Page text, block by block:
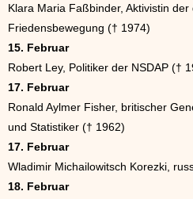
Klara Maria Faßbinder, Aktivistin
Friedensbewegung († 1974)
15. Februar
Robert Ley, Politiker der NSDAP (†
17. Februar
Ronald Aylmer Fisher, britischer
und Statistiker († 1962)
17. Februar
Wladimir Michailowitsch Korezki,
18. Februar